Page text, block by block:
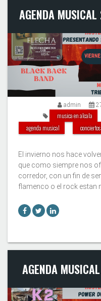
AGENDA
admin
musica en alcala
agenda musical
El invierno nos hace
que como siempre nos
corredor, con un fin de
flamenco o el rock estan
AGENDA